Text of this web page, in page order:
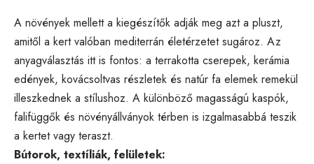
A növények mellett a kiegészítők adják meg azt a pluszt,
amitől a kert valóban mediterrán életérzetet sugároz. Az
anyagválasztás itt is fontos: a terrakotta cserepek, kerámia
edények, kovácsoltvas részletek és natúr fa elemek remekül
illeszkednek a stílushoz. A különböző magasságú kaspók,
falifüggők és növényállványok térben is izgalmasabbá teszik
a kertet vagy teraszt.
Bútorok, textíliák, felületek: